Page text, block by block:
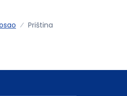
Priština